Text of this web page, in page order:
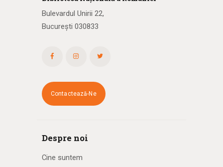
Bulevardul Unirii 22,
București 030833
Contactează-Ne
Despre noi
Cine suntem